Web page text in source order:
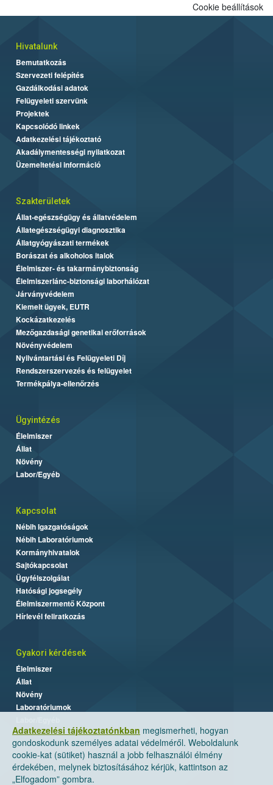
Adatkezelési tájékoztatónkban megismerheti, hogyan
gondoskodunk személyes adatai védelméről. Weboldalunk
cookie-kat (sütiket) használ a jobb felhasználói élmény
érdekében, melynek biztosításához kérjük, kattintson az
„Elfogadom” gombra.
Cookie beállítások
Hivatalunk
Bemutatkozás
Szervezeti felépítés
Gazdálkodási adatok
Felügyeleti szervünk
Projektek
Kapcsolódó linkek
Adatkezelési tájékoztató
Akadálymentességi nyilatkozat
Üzemeltetési információ
Szakterületek
Állat-egészségügy és állatvédelem
Állategészségügyi diagnosztika
Állatgyógyászati termékek
Borászat és alkoholos italok
Élelmiszer- és takarmánybiztonság
Élelmiszerlánc-biztonsági laborhálózat
Járványvédelem
Kiemelt ügyek, EUTR
Kockázatkezelés
Mezőgazdasági genetikai erőforrások
Növényvédelem
Nyilvántartási és Felügyeleti Díj
Rendszerszervezés és felügyelet
Termékpálya-ellenőrzés
Ügyintézés
Élelmiszer
Állat
Növény
Labor/Egyéb
Kapcsolat
Nébih Igazgatóságok
Nébih Laboratóriumok
Kormányhivatalok
Sajtókapcsolat
Ügyfélszolgálat
Hatósági jogsegély
Élelmiszermentő Központ
Hírlevél feliratkozás
Gyakori kérdések
Élelmiszer
Állat
Növény
Laboratóriumok